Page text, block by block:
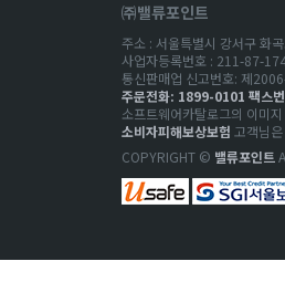
㈜밸류포인트
주소 : 서울특별시 강서구 화
사업자등록번호 : 211-87-
통신판매업 신고번호: 제
주문전화: 1899-0101 팩스
소프트웨어카탈로그의 이미
소비자피해보상보험 고객님
COPYRIGHT © 밸류포인트